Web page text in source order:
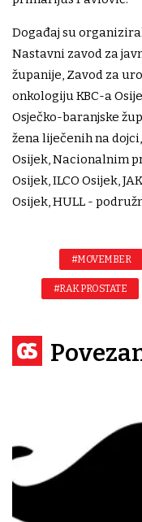
Događaj su
Nastavni zavod za
županije, Zavod za
onkologiju KBC-a
Osječko-baranjske
žena liječenih na
Osijek, Nacionalnim
Osijek, ILCO Osijek,
Osijek, HULL -
#MOVEMBER
#RAK PROSTATE